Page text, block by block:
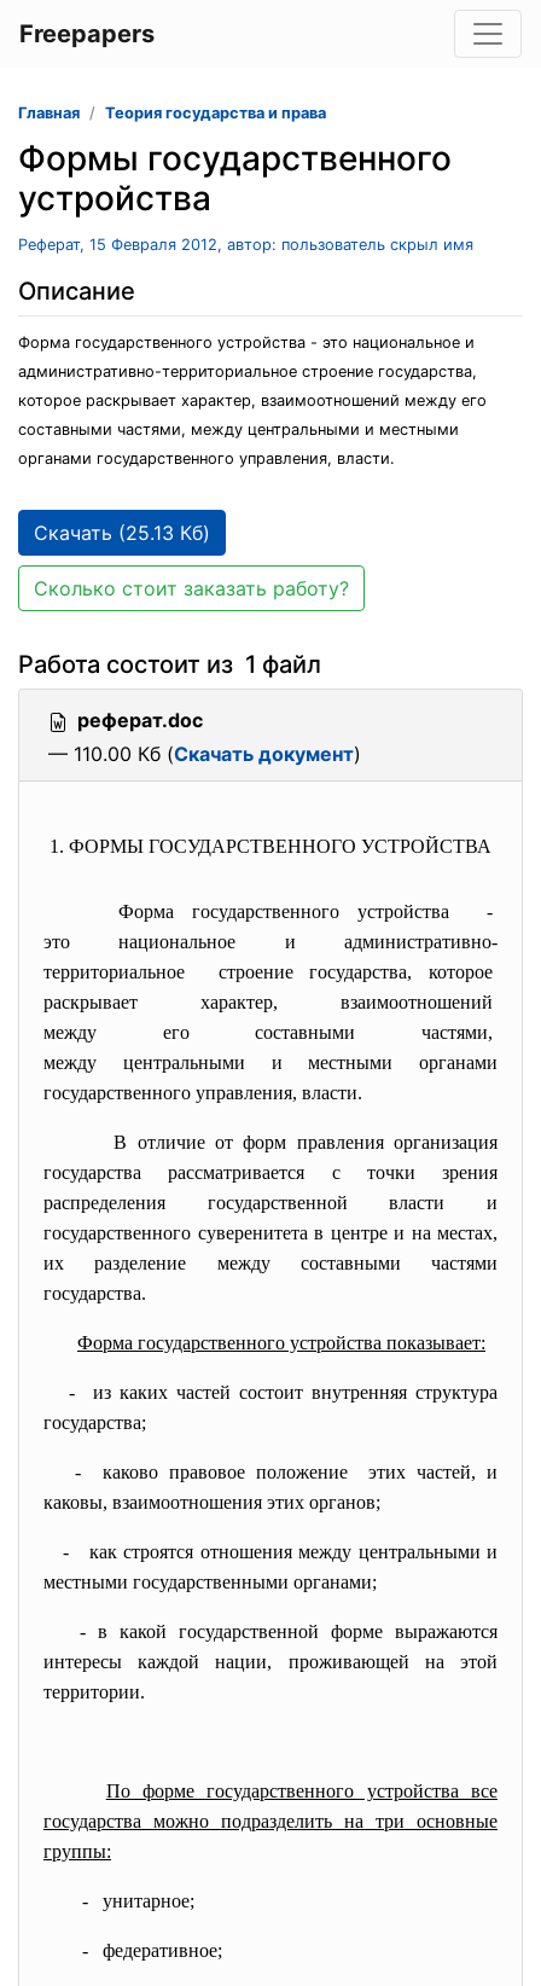
Freepapers
Главная Теория государства и права
Формы государственного
устройства
Реферат, 15 Февраля 2012, автор: пользователь скрыл имя
Описание
Форма государственного устройства - это национальное и
административно-территориальное строение государства,
которое раскрывает характер, взаимоотношений между его
составными частями, между центральными и местными
органами государственного управления, власти.
Скачать (25.13 Кб)
Сколько стоит заказать работу?
Работа состоит из 1 файл
реферат.doc
— 110.00 Кб (Скачать документ)
1. ФОРМЫ ГОСУДАРСТВЕННОГО УСТРОЙСТВА
Форма государственногоустройства -
это национальное и административно-
территориальное строение государства, которое
раскрывает характер, взаимоотношений
между его составными частями,
между центральными и местными органами
государственного управления, власти.
В отличие от форм правления организация
государства рассматривается с точки зрения
распределения государственной власти и
государственного суверенитета в центре и на местах,
их разделение между составными частями
государства.
Форма государственного устройства показывает:
- из каких частей состоит внутренняя структура
государства;
- каково правовое положение этих частей, и
каковы, взаимоотношения этих органов;
- как строятся отношения между центральными и
местными государственными органами;
- в какой государственной форме выражаются
интересы каждой нации, проживающей на этой
территории.
По форме государственного устройства все
государства можно подразделить на три основные
группы:
- унитарное;
- федеративное;